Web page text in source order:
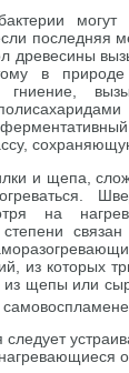
могут
последняя
древесины
в природе
гниение,
и щепа,
на
из которых
щепы или